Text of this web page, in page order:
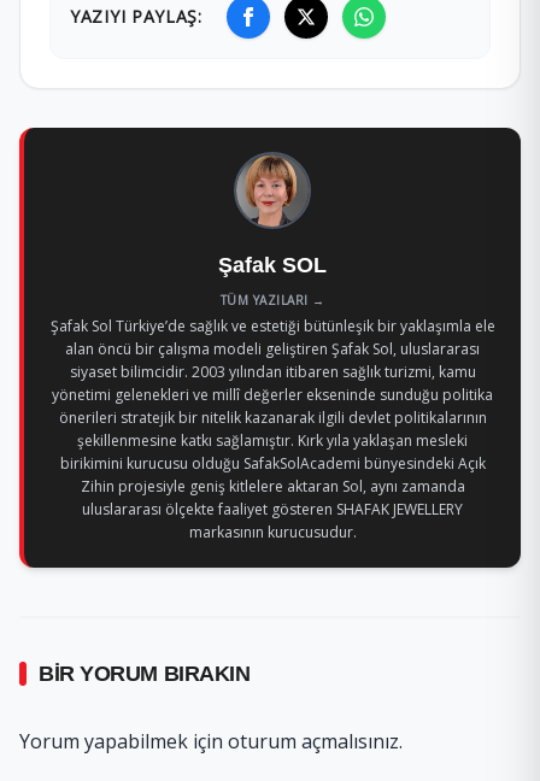
YAZIYI PAYLAŞ:
Şafak SOL
TÜM YAZILARI →
Şafak Sol Türkiye’de sağlık ve estetiği bütünleşik bir yaklaşımla ele
alan öncü bir çalışma modeli geliştiren Şafak Sol, uluslararası
siyaset bilimcidir. 2003 yılından itibaren sağlık turizmi, kamu
yönetimi gelenekleri ve millî değerler ekseninde sunduğu politika
önerileri stratejik bir nitelik kazanarak ilgili devlet politikalarının
şekillenmesine katkı sağlamıştır. Kırk yıla yaklaşan mesleki
birikimini kurucusu olduğu SafakSolAcademi bünyesindeki Açık
Zihin projesiyle geniş kitlelere aktaran Sol, aynı zamanda
uluslararası ölçekte faaliyet gösteren SHAFAK JEWELLERY
markasının kurucusudur.
BIR YORUM BIRAKIN
Yorum yapabilmek için oturum açmalısınız.